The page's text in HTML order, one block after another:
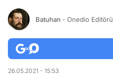
Batuhan - Onedio Editörü
26.05.2021 - 15:53